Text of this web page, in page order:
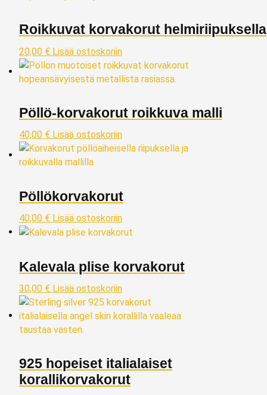
Roikkuvat korvakorut helmiriipuksella
20,00 € Lisää ostoskoriin
Pöllö‑korvakorut roikkuva malli
40,00 € Lisää ostoskoriin
Pöllökorvakorut
40,00 € Lisää ostoskoriin
Kalevala plise korvakorut
30,00 € Lisää ostoskoriin
925 hopeiset italialaiset
korallikorvakorut